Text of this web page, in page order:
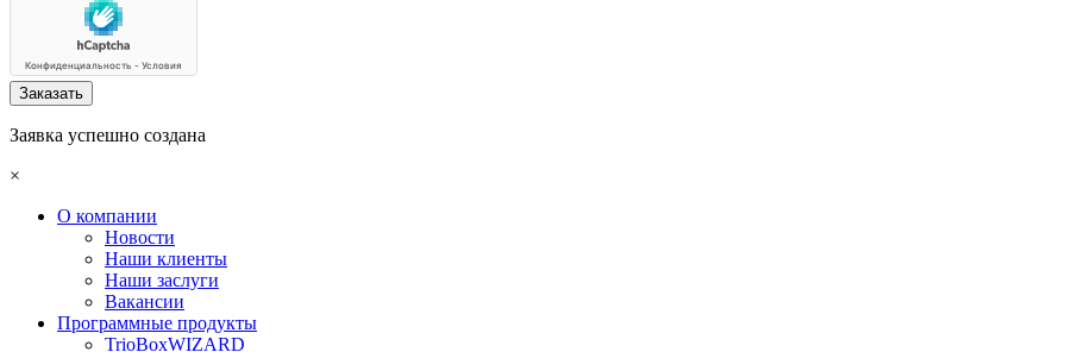
Заказать
Заявка успешно создана
×
О компании
Новости
Наши клиенты
Наши заслуги
Вакансии
Программные продукты
TrioBoxWIZARD